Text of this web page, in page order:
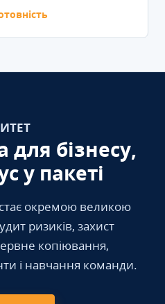
для бізнесу,
у пакеті
окремою великою
ризиків, захист
копіювання,
і навчання команди.